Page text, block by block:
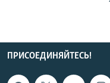
ПРИСОЕДИНЯЙТЕСЬ!